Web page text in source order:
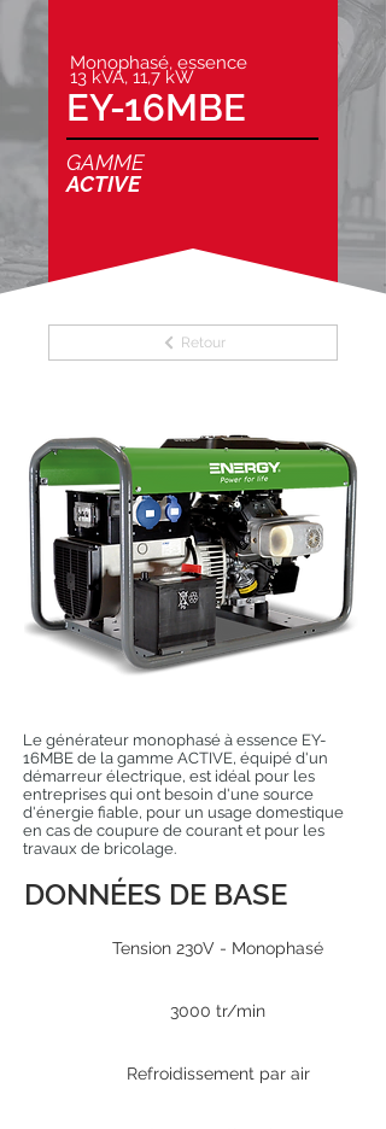
Monophasé, essence
13 kVA, 11,7 kW
EY-16MBE
GAMME
ACTIVE
Retour
Le générateur monophasé à essence EY-
16MBE de la gamme ACTIVE, équipé d'un
démarreur électrique, est idéal pour les
entreprises qui ont besoin d'une source
d'énergie fiable, pour un usage domestique
en cas de coupure de courant et pour les
travaux de bricolage.
DONNÉES DE BASE
Tension 230V - Monophasé
3000 tr/min
Refroidissement par air